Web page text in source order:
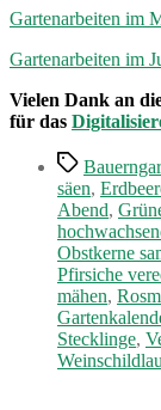
Gartenarbeiten im
Gartenarbeiten im
Vielen Dank an
für das
Schlagwörter
säen,
Abend,
Obstkerne
Pfirsiche
mähen,
Stecklinge,